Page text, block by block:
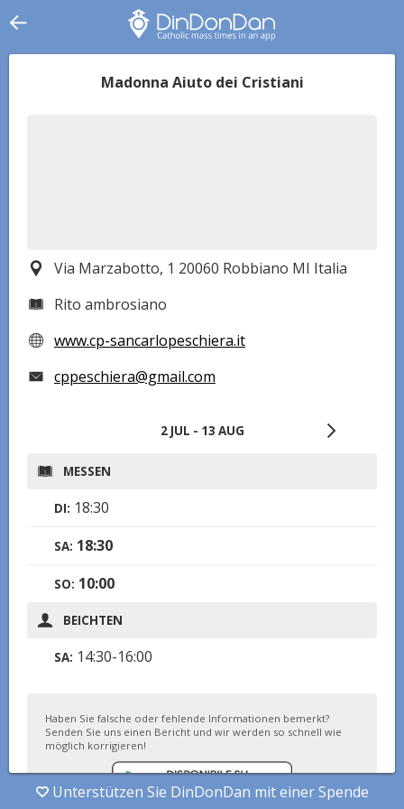
Madonna Aiuto dei Cristiani
Via Marzabotto, 1 20060 Robbiano MI Italia
Rito ambrosiano
www.cp-sancarlopeschiera.it
cppeschiera@gmail.com
2 JUL - 13 AUG
MESSEN
DI: 18:30
SA: 18:30
SO: 10:00
BEICHTEN
SA: 14:30-16:00
Haben Sie falsche oder fehlende Informationen bemerkt?
Senden Sie uns einen Bericht und wir werden so schnell wie
möglich korrigieren!
Unterstützen Sie DinDonDan mit einer Spende